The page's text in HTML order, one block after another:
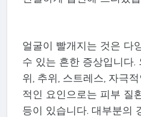
얼굴이 빨개지는 것은 다
수 있는 흔한 증상입니다.
위, 추위, 스트레스, 자극
적인 요인으로는 피부 질
등이 있습니다. 대부분의